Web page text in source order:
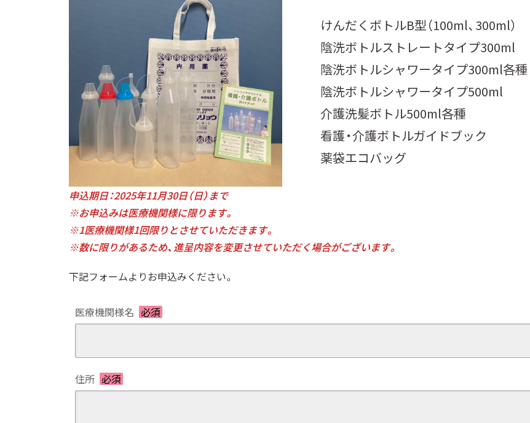
けんだくボトルB型（100ml、300ml）
陰洗ボトルストレートタイプ300ml
陰洗ボトルシャワータイプ300ml各種
陰洗ボトルシャワータイプ500ml
介護洗髪ボトル500ml各種
看護・介護ボトルガイドブック
薬袋エコバッグ
申込期日：2025年11月30日（日）まで
※お申込みは医療機関様に限ります。
※1医療機関様1回限りとさせていただきます。
※数に限りがあるため、進呈内容を変更させていただく場合がございます。
下記フォームよりお申込みください。
医療機関様名 必須
住所 必須